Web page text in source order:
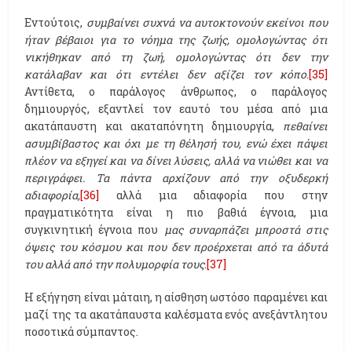
Εντούτοις, συμβαίνει συχνά να αυτοκτονούν εκείνοι που
ήταν βέβαιοι για το νόημα της ζωής, ομολογώντας ότι
νικήθηκαν από τη ζωή, ομολογώντας ότι δεν την
κατάλαβαν και ότι εντέλει δεν αξίζει τον κόπο.[35]
Αντίθετα, ο παράλογος άνθρωπος, ο παράλογος
δημιουργός, εξαντλεί τον εαυτό του μέσα από μια
ακατάπαυστη και ακαταπόνητη δημιουργία, πεθαίνει
ασυμβίβαστος και όχι με τη θέλησή του, ενώ έχει πάψει
πλέον να εξηγεί και να δίνει λύσεις, αλλά να νιώθει και να
περιγράφει. Τα πάντα αρχίζουν από την οξυδερκή
αδιαφορία,[36]
αλλά μια αδιαφορία που στην
πραγματικότητα είναι η πιο βαθιά έγνοια, μια
συγκινητική έγνοια που μας συναρπάζει μπροστά στις
όψεις του κόσμου και που δεν προέρχεται από τα άδυτά
του αλλά από την πολυμορφία τους.[37]
Η εξήγηση είναι μάταιη, η αίσθηση ωστόσο παραμένει και
μαζί της τα ακατάπαυστα καλέσματα ενός ανεξάντλητου
ποσοτικά σύμπαντος.